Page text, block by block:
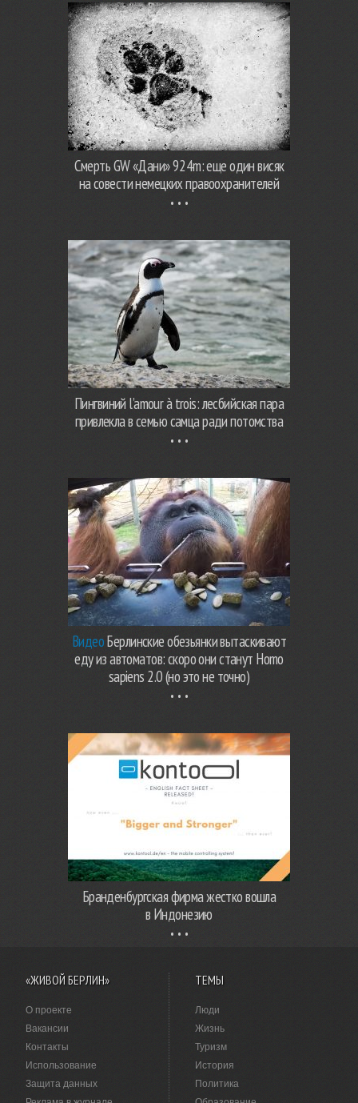
Смерть GW «Дани» 924m: еще один висяк
на совести немецких правоохранителей
Пингвиний l’amour à trois: лесбийская пара
привлекла в семью самца ради потомства
ВидеоБерлинские обезьянки вытаскивают
еду из автоматов: скоро они станут Homo
sapiens 2.0 (но это не точно)
Бранденбургская фирма жестко вошла
в Индонезию
«ЖИВОЙ БЕРЛИН»
О проекте
Вакансии
Контакты
Использование
Защита данных
ТЕМЫ
Люди
Жизнь
Туризм
История
Политика